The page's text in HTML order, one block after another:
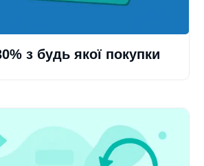
з будь якої покупки